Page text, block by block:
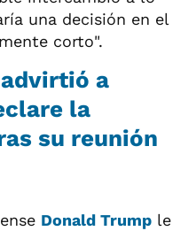
una decisión en el
corto".
a
la
su reunión
Donald Trump le